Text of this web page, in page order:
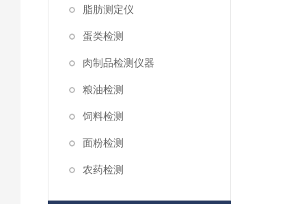
脂肪测定仪
蛋类检测
肉制品检测仪器
粮油检测
饲料检测
面粉检测
农药检测